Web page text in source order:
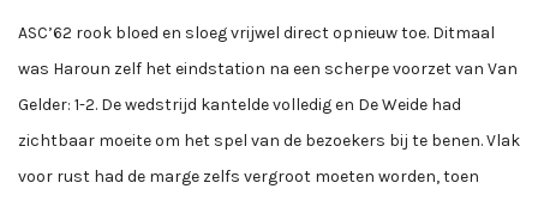
ASC’62 rook bloed en sloeg vrijwel direct opnieuw toe. Ditmaal
was Haroun zelf het eindstation na een scherpe voorzet van Van
Gelder: 1-2. De wedstrijd kantelde volledig en De Weide had
zichtbaar moeite om het spel van de bezoekers bij te benen. Vlak
voor rust had de marge zelfs vergroot moeten worden, toen